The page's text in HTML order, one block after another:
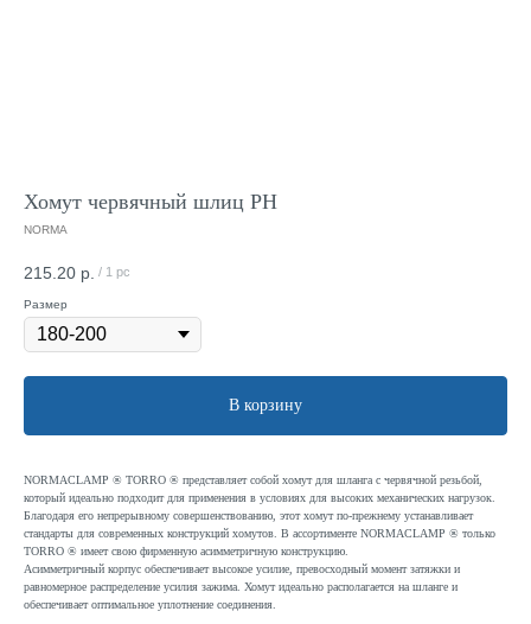
Хомут червячный шлиц PH
NORMA
215.20 р. / 1 pc
Размер
В корзину
NORMACLAMP ® TORRO ® представляет собой хомут для шланга с червячной резьбой,
который идеально подходит для применения в условиях для высоких механических нагрузок.
Благодаря его непрерывному совершенствованию, этот хомут по-прежнему устанавливает
стандарты для современных конструкций хомутов. В ассортименте NORMACLAMP ® только
TORRO ® имеет свою фирменную асимметричную конструкцию.
Асимметричный корпус обеспечивает высокое усилие, превосходный момент затяжки и
равномерное распределение усилия зажима. Хомут идеально располагается на шланге и
обеспечивает оптимальное уплотнение соединения.